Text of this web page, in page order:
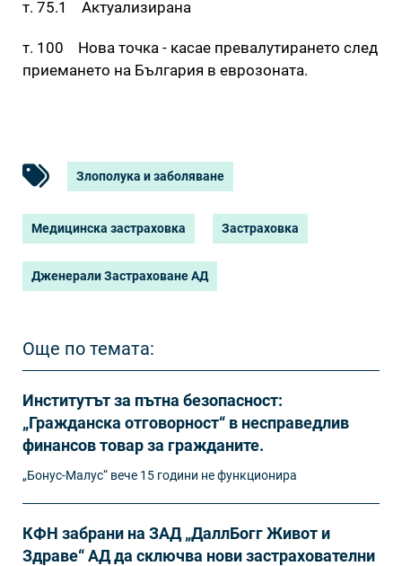
т. 75.1 Актуализирана
т. 100 Нова точка - касае превалутирането след
приемането на България в еврозоната.
Злополука и заболяване
Медицинска застраховка Застраховка
Дженерали Застраховане АД
Още по темата:
Институтът за пътна безопасност:
„Гражданска отговорност“ в несправедлив
финансов товар за гражданите.
„Бонус-Малус“ вече 15 години не функционира
КФН забрани на ЗАД „ДаллБогг Живот и
Здраве“ АД да сключва нови застрахователни